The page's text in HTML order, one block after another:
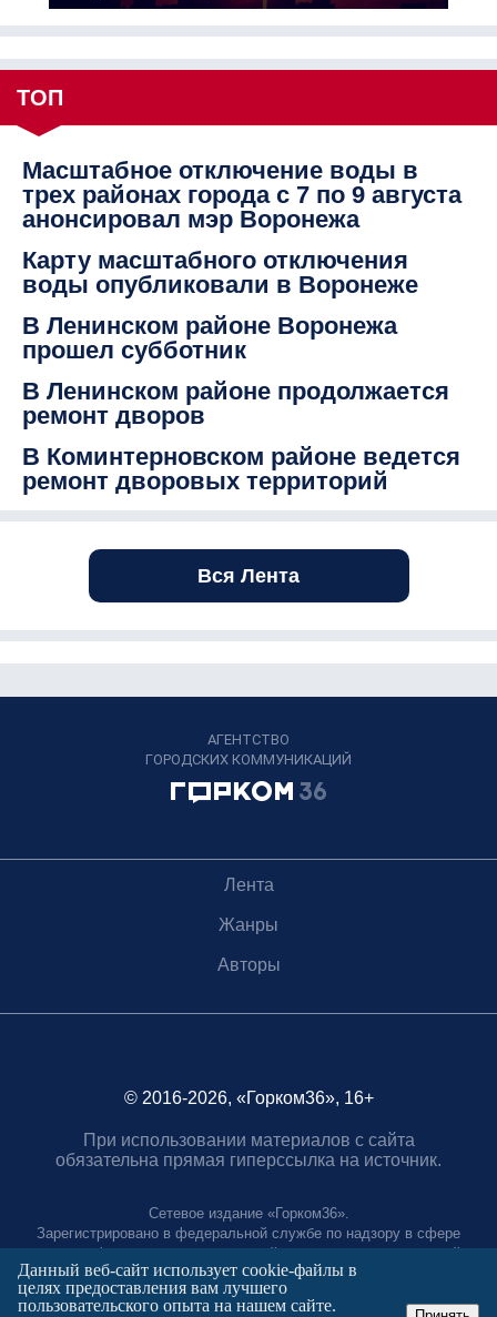
ТОП
Масштабное отключение воды в
трех районах города с 7 по 9 августа
анонсировал мэр Воронежа
Карту масштабного отключения
воды опубликовали в Воронеже
В Ленинском районе Воронежа
прошел субботник
В Ленинском районе продолжается
ремонт дворов
В Коминтерновском районе ведется
ремонт дворовых территорий
Вся Лента
АГЕНТСТВО
ГОРОДСКИХ КОММУНИКАЦИЙ
Лента
Жанры
Авторы
© 2016-2026, «Горком36», 16+
При использовании материалов с сайта
обязательна прямая гиперссылка на источник.
Сетевое издание «Горком36».
Зарегистрировано в федеральной службе по надзору в сфере
связи, информационных технологий и массовых коммуникаций.
Регистрационный номер ЭЛ № ФС77-88966 от 21 января 2025 г.
Учредитель: Муниципальное автономное учреждение "Агентство
городских коммуникаций"
Данный веб-сайт использует cookie-файлы в
целях предоставления вам лучшего
пользовательского опыта на нашем сайте.